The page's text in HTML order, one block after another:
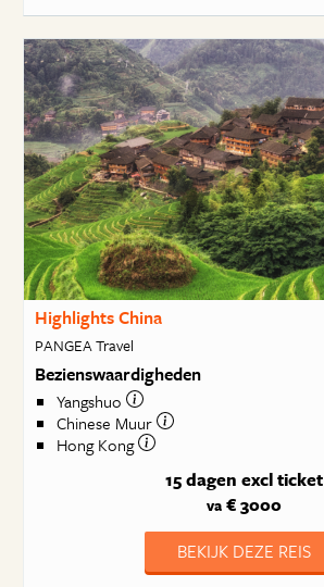
Highlights China
PANGEA Travel
Bezienswaardigheden
Yangshuo
Chinese Muur
Hong Kong
15 dagen excl ticket
va€ 3000
BEKIJK DEZE REIS